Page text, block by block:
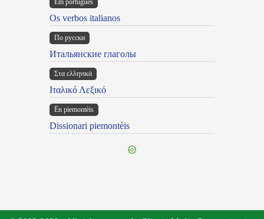
Em portugues
Os verbos italianos
По русски
Итальянские глаголы
Στα ελληνικά
Ιταλικό Λεξικό
Ën piemontèis
Dissionari piemontèis